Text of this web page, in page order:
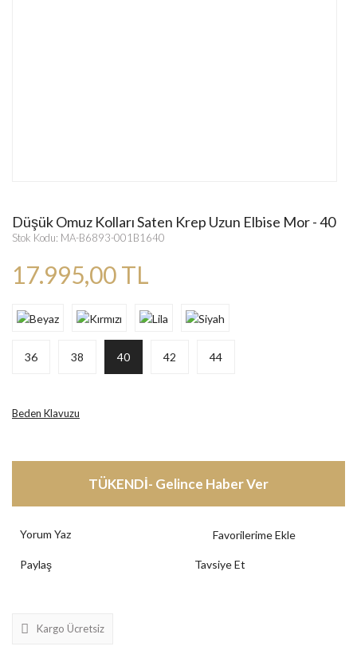
Düşük Omuz Kolları Saten Krep Uzun Elbise Mor - 40
Stok Kodu: MA-B6893-001B1640
17.995,00 TL
36 38 40 42 44
Beden Klavuzu
TÜKENDİ- Gelince Haber Ver
Yorum Yaz
Paylaş Tavsiye Et
Kargo Ücretsiz